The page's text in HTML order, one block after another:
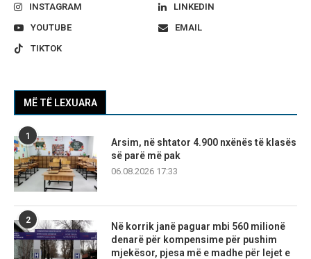
INSTAGRAM
LINKEDIN
YOUTUBE
EMAIL
TIKTOK
MË TË LEXUARA
1
Arsim, në shtator 4.900 nxënës të klasës
së parë më pak
06.08.2026 17:33
2
Në korrik janë paguar mbi 560 milionë
denarë për kompensime për pushim
mjekësor, pjesa më e madhe për lejet e